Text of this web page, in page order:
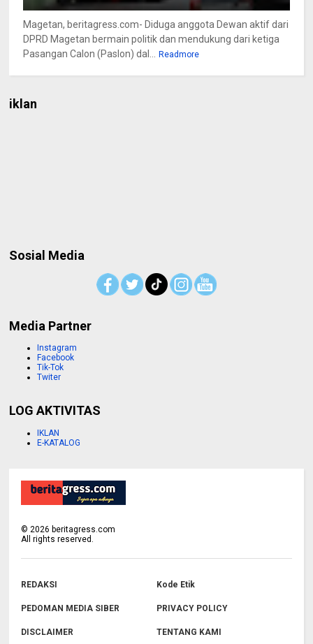
Magetan, beritagress.com- Diduga anggota Dewan aktif dari
DPRD Magetan bermain politik dan mendukung dari ketiga
Pasangan Calon (Paslon) dal...
Readmore
iklan
Sosial Media
Media Partner
Instagram
Facebook
Tik-Tok
Twiter
LOG AKTIVITAS
IKLAN
E-KATALOG
©2026 beritagress.com
All rights reserved.
REDAKSI Kode Etik
PEDOMAN MEDIA SIBER PRIVACY POLICY
DISCLAIMER TENTANG KAMI